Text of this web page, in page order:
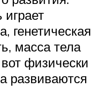
генетическая
масса тела
физически
развиваются